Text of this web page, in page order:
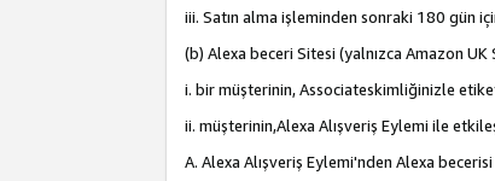
iii. Satın alma işleminden sonraki 180 gün
(b) Alexa beceri Sitesi (yalnızca Amazon
i. bir müşterinin, Associateskimliğinizle
ii. müşterinin,Alexa Alışveriş Eylemi ile
A. Alexa Alışveriş Eylemi'nden Alexa